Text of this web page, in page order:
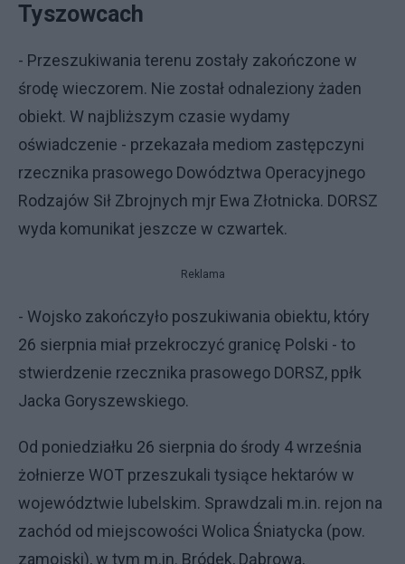
Tyszowcach
- Przeszukiwania terenu zostały zakończone w
środę wieczorem. Nie został odnaleziony żaden
obiekt. W najbliższym czasie wydamy
oświadczenie - przekazała mediom zastępczyni
rzecznika prasowego Dowództwa Operacyjnego
Rodzajów Sił Zbrojnych mjr Ewa Złotnicka. DORSZ
wyda komunikat jeszcze w czwartek.
Reklama
- Wojsko zakończyło poszukiwania obiektu, który
26 sierpnia miał przekroczyć granicę Polski - to
stwierdzenie rzecznika prasowego DORSZ, ppłk
Jacka Goryszewskiego.
Od poniedziałku 26 sierpnia do środy 4 września
żołnierze WOT przeszukali tysiące hektarów w
województwie lubelskim. Sprawdzali m.in. rejon na
zachód od miejscowości Wolica Śniatycka (pow.
zamojski), w tym m.in. Bródek, Dąbrowa,